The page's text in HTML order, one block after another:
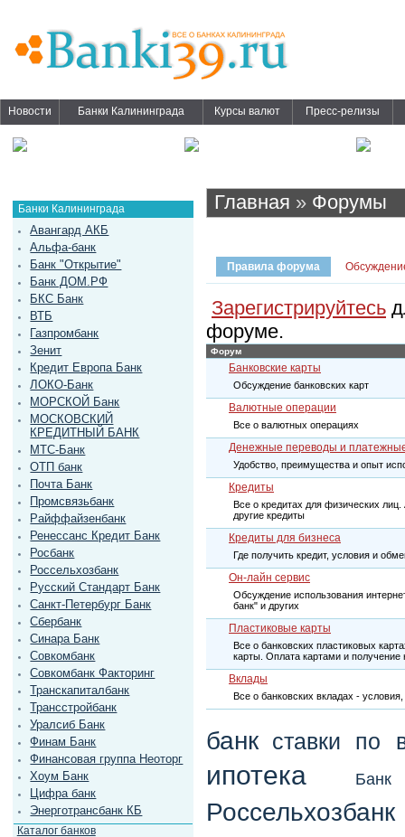
Новости Банки Калининграда Курсы валют Пресс-релизы
Банки Калининграда
Авангард АКБ
Альфа-банк
Банк "Открытие"
Банк ДОМ.РФ
БКС Банк
ВТБ
Газпромбанк
Зенит
Кредит Европа Банк
ЛОКО-Банк
МОРСКОЙ Банк
МОСКОВСКИЙ
КРЕДИТНЫЙ БАНК
МТС-Банк
ОТП банк
Почта Банк
Промсвязьбанк
Райффайзенбанк
Ренессанс Кредит Банк
Росбанк
Россельхозбанк
Русский Стандарт Банк
Санкт-Петербург Банк
Сбербанк
Синара Банк
Совкомбанк
Совкомбанк Факторинг
Транскапиталбанк
Трансстройбанк
Уралсиб Банк
Финам Банк
Финансовая группа Неоторг
Хоум Банк
Цифра банк
Энерготрансбанк КБ
Каталог банков
Главная » Форумы
Правила форума
Зарегистрируйтесь
форуме.
Форум
Банковские карты
Обсуждение банковских карт
Валютные операции
Все о валютных операциях
Денежные переводы и
Удобство, преимущества и опыт
Кредиты
Все о кредитах для физических
другие кредиты
Кредиты для бизнеса
Где получить кредит, условия и
Он-лайн сервис
Обсуждение использования
банк" и других
Пластиковые карты
Все о банковских пластиковых
карты. Оплата картами и
Вклады
Все о банковских вкладах -
банк ставки по
ипотека
Россельхозбанк